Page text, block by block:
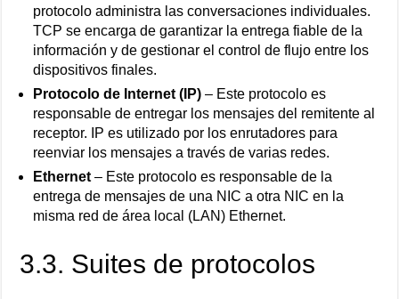
protocolo administra las conversaciones individuales.
TCP se encarga de garantizar la entrega fiable de la
información y de gestionar el control de flujo entre los
dispositivos finales.
Protocolo de Internet (IP) – Este protocolo es
responsable de entregar los mensajes del remitente al
receptor. IP es utilizado por los enrutadores para
reenviar los mensajes a través de varias redes.
Ethernet – Este protocolo es responsable de la
entrega de mensajes de una NIC a otra NIC en la
misma red de área local (LAN) Ethernet.
3.3. Suites de protocolos